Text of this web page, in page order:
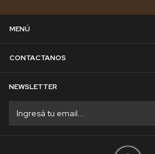
MENÚ
CONTACTANOS
NEWSLETTER